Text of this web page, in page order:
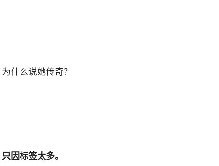
为什么说她传奇？
只因标签太多。